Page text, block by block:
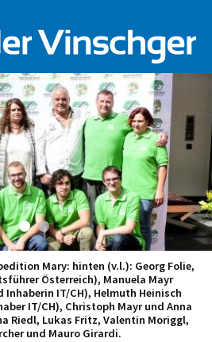
Mary: hinten (v.l.): Georg Folie,
Österreich), Manuela Mayr
IT/CH), Helmuth Heinisch
IT/CH), Christoph Mayr und Anna
Riedl, Lukas Fritz, Valentin Moriggl,
und Mauro Girardi.